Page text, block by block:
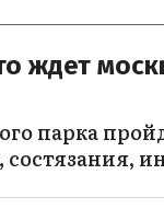
ждет
парка